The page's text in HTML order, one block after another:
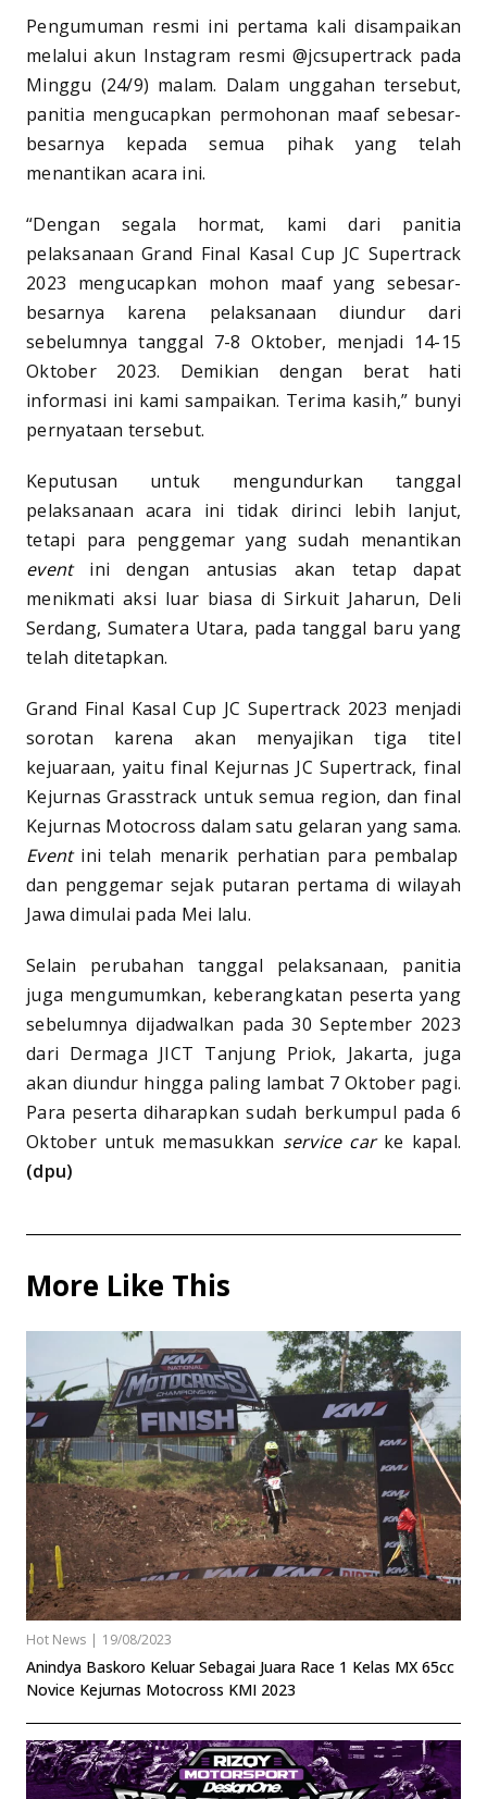
Pengumuman resmi ini pertama kali disampaikan
melalui akun Instagram resmi @jcsupertrack pada
Minggu (24/9) malam. Dalam unggahan tersebut,
panitia mengucapkan permohonan maaf sebesar-
besarnya kepada semua pihak yang telah
menantikan acara ini.
“Dengan segala hormat, kami dari panitia
pelaksanaan Grand Final Kasal Cup JC Supertrack
2023 mengucapkan mohon maaf yang sebesar-
besarnya karena pelaksanaan diundur dari
sebelumnya tanggal 7-8 Oktober, menjadi 14-15
Oktober 2023. Demikian dengan berat hati
informasi ini kami sampaikan. Terima kasih,” bunyi
pernyataan tersebut.
Keputusan untuk mengundurkan tanggal
pelaksanaan acara ini tidak dirinci lebih lanjut,
tetapi para penggemar yang sudah menantikan
eventini dengan antusias akan tetap dapat
menikmati aksi luar biasa di Sirkuit Jaharun, Deli
Serdang, Sumatera Utara, pada tanggal baru yang
telah ditetapkan.
Grand Final Kasal Cup JC Supertrack 2023 menjadi
sorotan karena akan menyajikan tiga titel
kejuaraan, yaitu final Kejurnas JC Supertrack, final
Kejurnas Grasstrack untuk semua region, dan final
Kejurnas Motocross dalam satu gelaran yang sama.
Event ini telah menarik perhatian para pembalap
dan penggemar sejak putaran pertama di wilayah
Jawa dimulai pada Mei lalu.
Selain perubahan tanggal pelaksanaan, panitia
juga mengumumkan, keberangkatan peserta yang
sebelumnya dijadwalkan pada 30 September 2023
dari Dermaga JICT Tanjung Priok, Jakarta, juga
akan diundur hingga paling lambat 7 Oktober pagi.
Para peserta diharapkan sudah berkumpul pada 6
Oktober untuk memasukkan service car ke kapal.
(dpu)
More Like This
Hot News | 19/08/2023
Anindya Baskoro Keluar Sebagai Juara Race 1 Kelas MX 65cc
Novice Kejurnas Motocross KMI 2023